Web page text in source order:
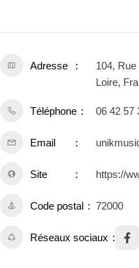
Adresse
104,
Loire,
Téléphone 06 42 57
Email
Site https://
Code postal 72000
Réseaux sociaux